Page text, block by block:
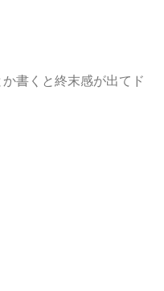
書くと終末感が出てド